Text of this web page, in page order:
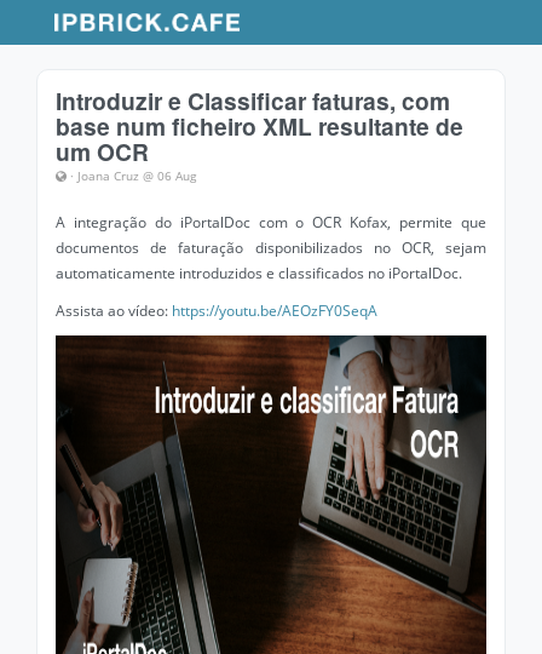
Introduzir e Classificar faturas, com
base num ficheiro XML resultante de
um OCR
· Joana Cruz @ 06 Aug
A integração do iPortalDoc com o OCR Kofax, permite que
documentos de faturação disponibilizados no OCR, sejam
automaticamente introduzidos e classificados no iPortalDoc.
Assista ao vídeo: https://youtu.be/AEOzFY0SeqA